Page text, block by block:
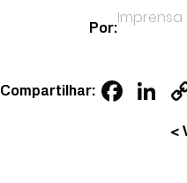
Por:
Imprensa
Compartilhar:
<